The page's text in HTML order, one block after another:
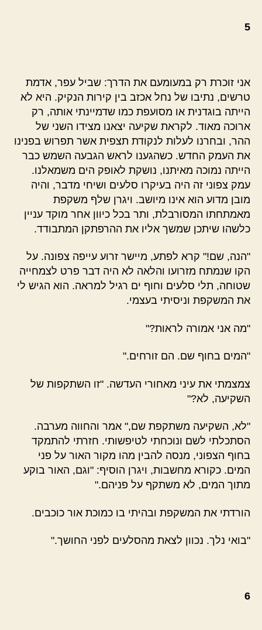
5
אני זוכרת רק במעומעם את הדרך: שביל עפר, אדמת
טרשים, נתיבו של נחל אכזב בין קירות הנקיק. היא לא
הייתה בוגדנית או מסועפת כמו שדמיינתי אותה, רק
ארוכה מאוד. לקראת שקיעה יצאנו מצידו השני של
ההר, ובחרנו לעלות לנקודת תצפית אשר תפרוש בפנינו
את העמק החדש. כשהגענו לראש הגבעה השמש כבר
הייתה נמוכה מאיתנו, נושקת לאופק הים משמאלנו.
עמק צפוני זה היה בעיקרו סלעים ושיחי מדבר, והיה
מובן מדוע הוא אינו מיושב. ויגרן שלף משקפת
מאמתחתו המסורבלת, ותר בכל כיוון אחר מוקד עניין
כלשהו שיתכן שמשך אליו את ההרפתקן המתבודד.
"הנה, שם!" קרא לפתע, מיישר זרוע עייפה צפונה. על
הקו שנמתח מזרועו והלאה לא היה דבר פרט לצמחייה
שטוחה, תלי סלעים וחוף ים רגיל למראה. הוא הגיש לי
את המשקפת וניסיתי בעצמי.
"מה אני אמורה לראות?"
"המים בחוף שם. הם זורחים."
צמצמתי את עיני מאחורי העדשה. "זו השתקפות של
השקיעה, לא?"
"לא, השקיעה משתקפת שם," אמר והחווה מערבה.
הסתכלתי לשם ונוכחתי לטיפשותי. חזרתי להתמקד
בחוף הצפוני, מנסה להבין מהו מקור האור על פני
המים. כקורא מחשבות, ויגרן הוסיף: "וגם, האור בוקע
מתוך המים, לא משתקף על פניהם."
הורדתי את המשקפת ובהיתי בו כמוכת אור כוכבים.
"בואי נלך. נכוון לצאת מהסלעים לפני החושך."
6